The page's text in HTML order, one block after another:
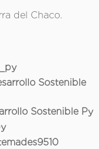
del Chaco.
Sostenible
Sostenible Py